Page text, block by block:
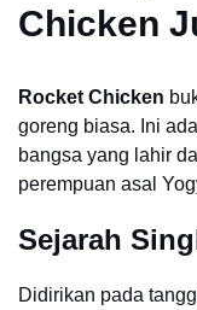
Chicken
Rocket Chicken
goreng biasa. Ini
bangsa yang lahir
perempuan asal
Sejarah
Didirikan pada